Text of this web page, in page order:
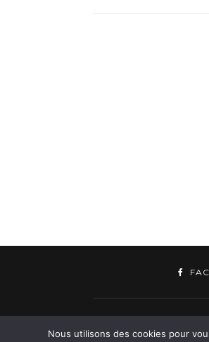
Nous utilisons des cookies pour